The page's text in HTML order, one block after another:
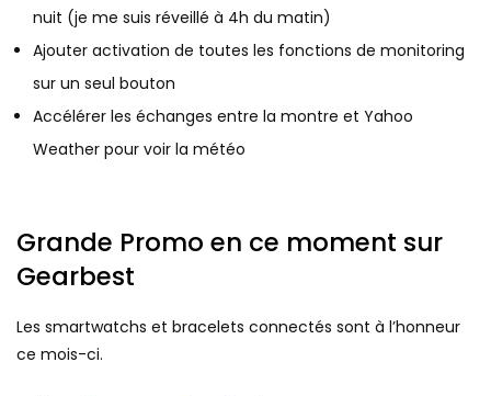
nuit (je me suis réveillé à 4h du matin)
Ajouter activation de toutes les fonctions de monitoring
sur un seul bouton
Accélérer les échanges entre la montre et Yahoo
Weather pour voir la météo
Grande Promo en ce moment sur
Gearbest
Les smartwatchs et bracelets connectés sont à l’honneur
ce mois-ci.